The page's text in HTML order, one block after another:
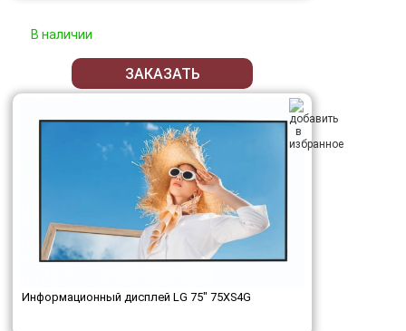
В наличии
ЗАКАЗАТЬ
Информационный дисплей LG 75" 75XS4G